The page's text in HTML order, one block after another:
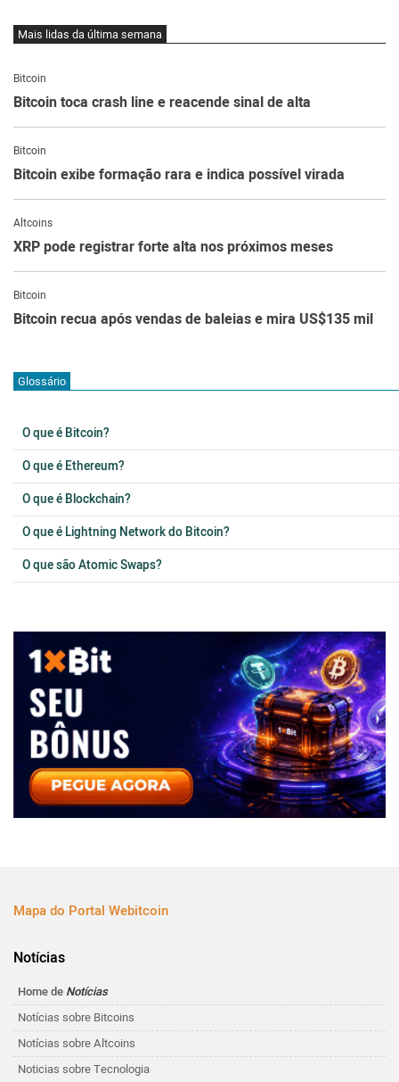
Mais lidas da última semana
Bitcoin
Bitcoin toca crash line e reacende sinal de alta
Bitcoin
Bitcoin exibe formação rara e indica possível virada
Altcoins
XRP pode registrar forte alta nos próximos meses
Bitcoin
Bitcoin recua após vendas de baleias e mira US$135 mil
Glossário
O que é Bitcoin?
O que é Ethereum?
O que é Blockchain?
O que é Lightning Network do Bitcoin?
O que são Atomic Swaps?
Mapa do Portal Webitcoin
Notícias
Home de Notícias
Notícias sobre Bitcoins
Notícias sobre Altcoins
Noticias sobre Tecnologia